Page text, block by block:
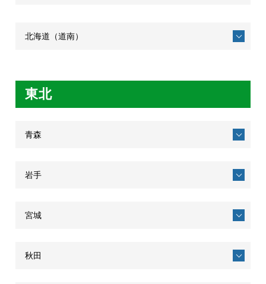
北海道（道南）
東北
青森
岩手
宮城
秋田